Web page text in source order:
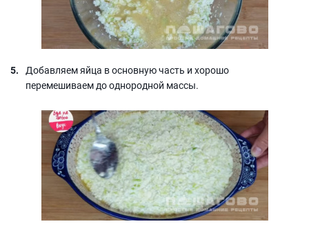
Добавляем яйца в основную часть и хорошо
перемешиваем до однородной массы.